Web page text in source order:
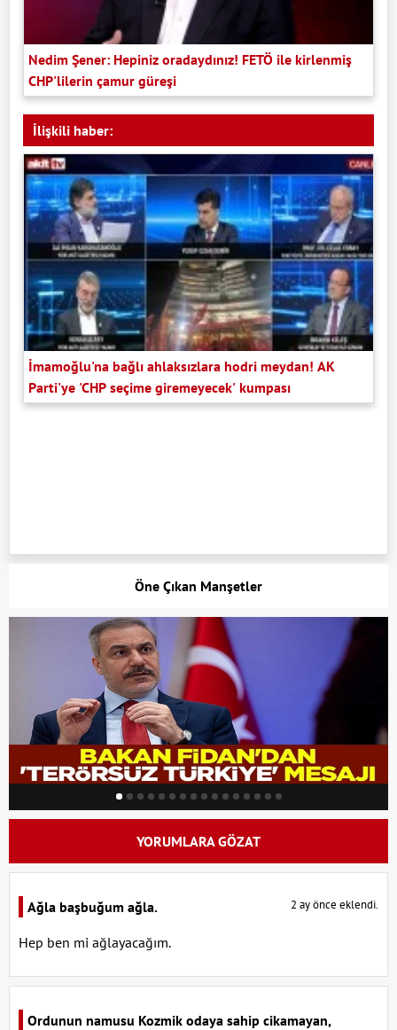
Nedim Şener: Hepiniz oradaydınız! FETÖ ile kirlenmiş
CHP'lilerin çamur güreşi
İlişkili haber:
İmamoğlu'na bağlı ahlaksızlara hodri meydan! AK
Parti'ye 'CHP seçime giremeyecek' kumpası
Öne Çıkan Manşetler
YORUMLARA GÖZAT
Ağla başbuğum ağla. 2 ay önce eklendi.
Hep ben mi ağlayacağım.
Ordunun namusu Kozmik odaya sahip cikamayan,